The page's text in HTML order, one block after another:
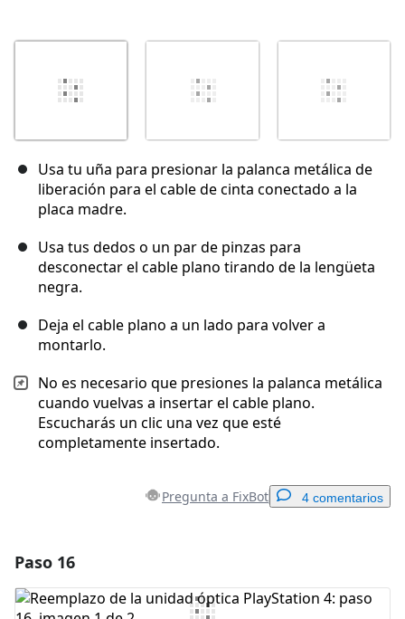
Usa tu uña para presionar la palanca metálica de
liberación para el cable de cinta conectado a la
placa madre.
Usa tus dedos o un par de pinzas para
desconectar el cable plano tirando de la lengüeta
negra.
Deja el cable plano a un lado para volver a
montarlo.
No es necesario que presiones la palanca metálica
cuando vuelvas a insertar el cable plano.
Escucharás un clic una vez que esté
completamente insertado.
Pregunta a FixBot 4 comentarios
Agregar Comentario
Paso 16